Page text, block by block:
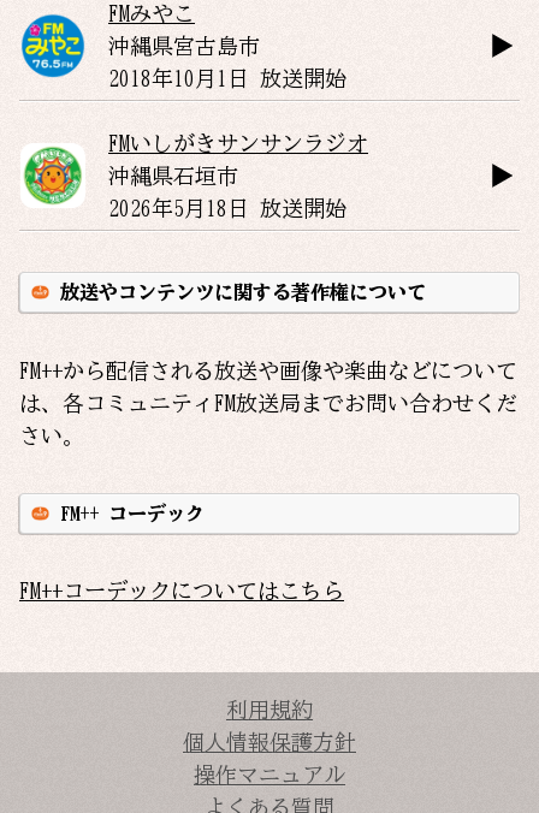
FMみやこ
沖縄県宮古島市
2018年10月1日 放送開始
FMいしがきサンサンラジオ
沖縄県石垣市
2026年5月18日 放送開始
放送やコンテンツに関する著作権について
FM++から配信される放送や画像や楽曲などについて
は、各コミュニティFM放送局までお問い合わせくだ
さい。
FM++ コーデック
FM++コーデックについてはこちら
利用規約
個人情報保護方針
操作マニュアル
よくある質問